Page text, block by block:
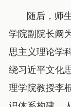
随后，师
学院副院长阚
思主义理论学
绕习近平文化
理学院教授李